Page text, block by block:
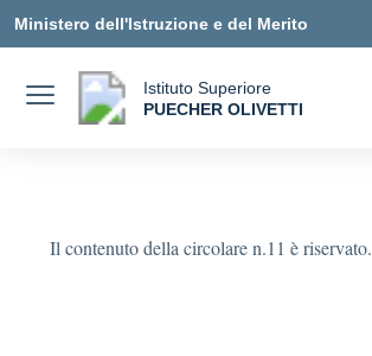
Ministero dell'Istruzione e del Merito
Istituto Superiore
PUECHER OLIVETTI
Il contenuto della circolare n.11 è riservato.